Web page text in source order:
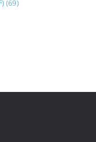
(69)